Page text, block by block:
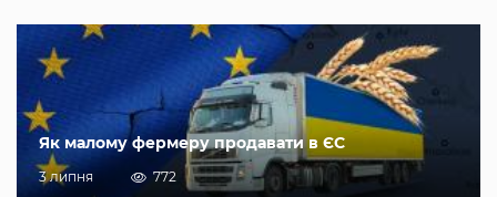
Як малому фермеру продавати в ЄС
3 липня 772